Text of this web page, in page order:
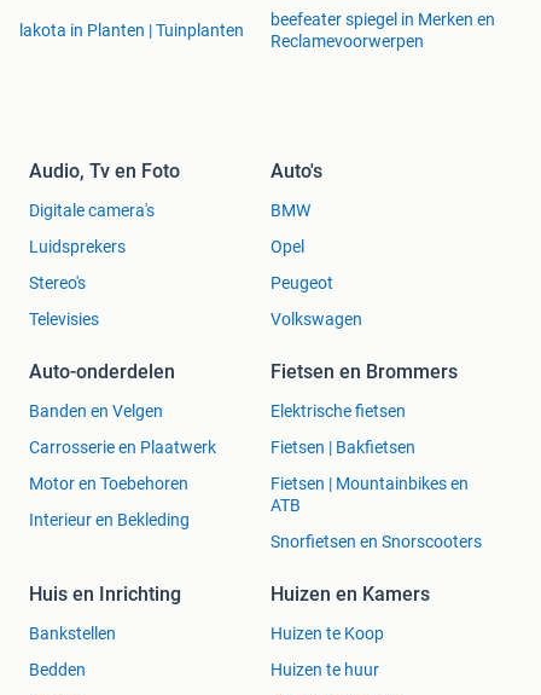
lakota in Planten | Tuinplanten
beefeater spiegel in Merken en
Reclamevoorwerpen
Audio, Tv en Foto
Digitale camera's
Luidsprekers
Stereo's
Televisies
Auto's
BMW
Opel
Peugeot
Volkswagen
Auto-onderdelen
Banden en Velgen
Carrosserie en Plaatwerk
Motor en Toebehoren
Interieur en Bekleding
Fietsen en Brommers
Elektrische fietsen
Fietsen | Bakfietsen
Fietsen | Mountainbikes en
ATB
Snorfietsen en Snorscooters
Huis en Inrichting
Bankstellen
Bedden
Huizen en Kamers
Huizen te Koop
Huizen te huur